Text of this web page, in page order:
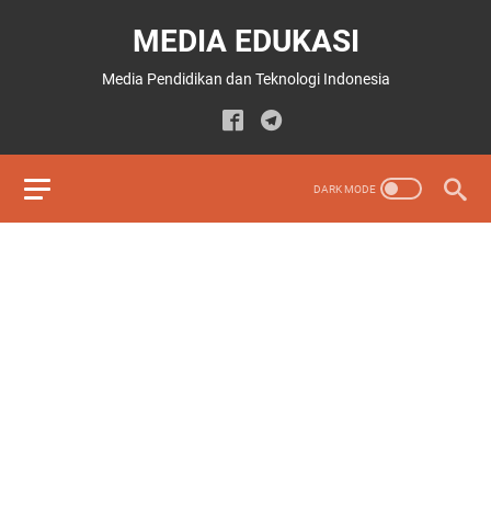
MEDIA EDUKASI
Media Pendidikan dan Teknologi Indonesia